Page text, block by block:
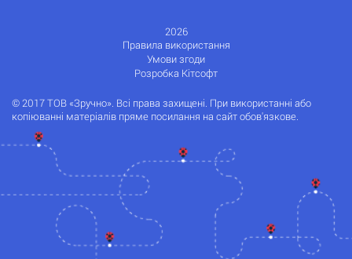
2026
Правила використання
Умови згоди
Розробка Кітсофт
© 2017 ТОВ «Зручно». Всі права захищені. При використанні або
копіюванні матеріалів пряме посилання на сайт обов'язкове.